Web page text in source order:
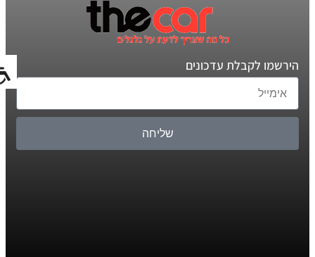
הירשמו לקבלת עדכונים
שליחה